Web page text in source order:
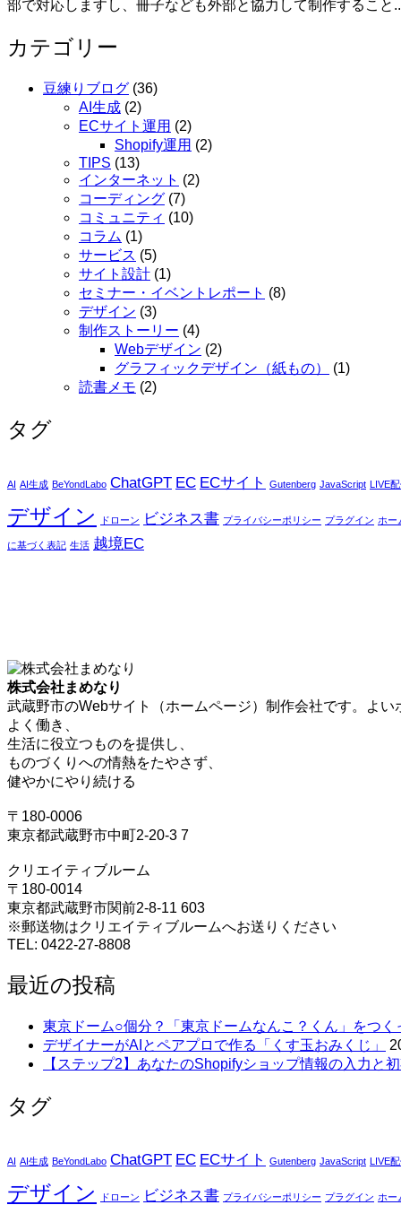
部で対応しますし、冊子なども外部と協力して制作すること
カテゴリー
豆練りブログ (36)
AI生成 (2)
ECサイト運用 (2)
Shopify運用 (2)
TIPS (13)
インターネット (2)
コーディング (7)
コミュニティ (10)
コラム (1)
サービス (5)
サイト設計 (1)
セミナー・イベントレポート (8)
デザイン (3)
制作ストーリー (4)
Webデザイン (2)
グラフィックデザイン（紙もの）
(1)
読書メモ (2)
タグ
AI AI生成 BeYondLabo ChatGPT EC ECサイト Gutenberg JavaScript LIVE
デザイン ドローン ビジネス書 プライバシーポリシー プラグイン ホー
に基づく表記 生活 越境EC
株式会社まめなり
武蔵野市のWebサイト（ホームページ）制作会社です。よ
よく働き、
生活に役立つものを提供し、
ものづくりへの情熱をたやさず、
健やかにやり続ける
〒180-0006
東京都武蔵野市中町2-20-3 7
クリエイティブルーム
〒180-0014
東京都武蔵野市関前2-8-11 603
※郵送物はクリエイティブルームへお送りください
TEL: 0422-27-8808
最近の投稿
東京ドーム○個分？「東京ドームなんこ？くん」をつく
デザイナーがAIとペアプロで作る「くす玉おみくじ」
【ステップ2】あなたのShopifyショップ情報の入力と
タグ
AI AI生成 BeYondLabo ChatGPT EC ECサイト Gutenberg JavaScript LIVE
デザイン ドローン ビジネス書 プライバシーポリシー プラグイン ホー